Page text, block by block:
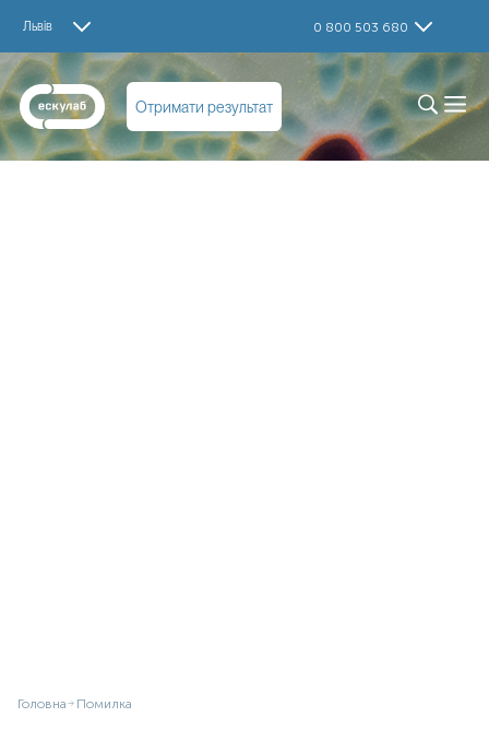
Львів 0 800 503 680
Отримати результат
Головна Помилка